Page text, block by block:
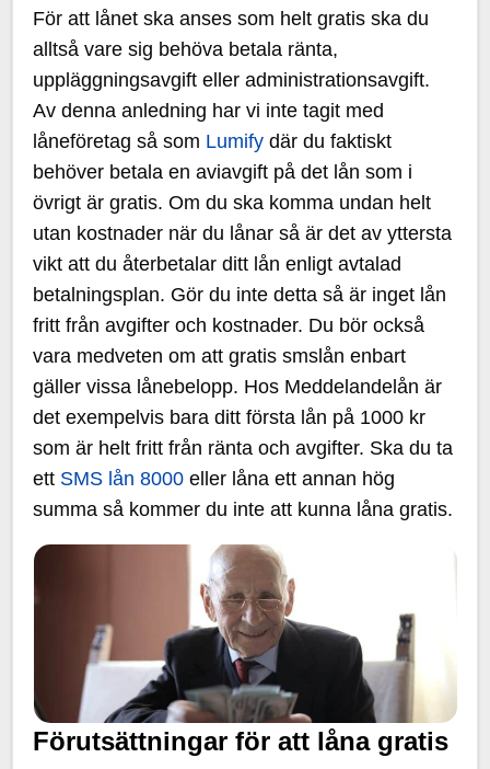
För att lånet ska anses som helt gratis ska du
alltså vare sig behöva betala ränta,
uppläggningsavgift eller administrationsavgift.
Av denna anledning har vi inte tagit med
låneföretag så som Lumify där du faktiskt
behöver betala en aviavgift på det lån som i
övrigt är gratis. Om du ska komma undan helt
utan kostnader när du lånar så är det av yttersta
vikt att du återbetalar ditt lån enligt avtalad
betalningsplan. Gör du inte detta så är inget lån
fritt från avgifter och kostnader. Du bör också
vara medveten om att gratis smslån enbart
gäller vissa lånebelopp. Hos Meddelandelån är
det exempelvis bara ditt första lån på 1000 kr
som är helt fritt från ränta och avgifter. Ska du ta
ett SMS lån 8000 eller låna ett annan hög
summa så kommer du inte att kunna låna gratis.
Förutsättningar för att låna gratis